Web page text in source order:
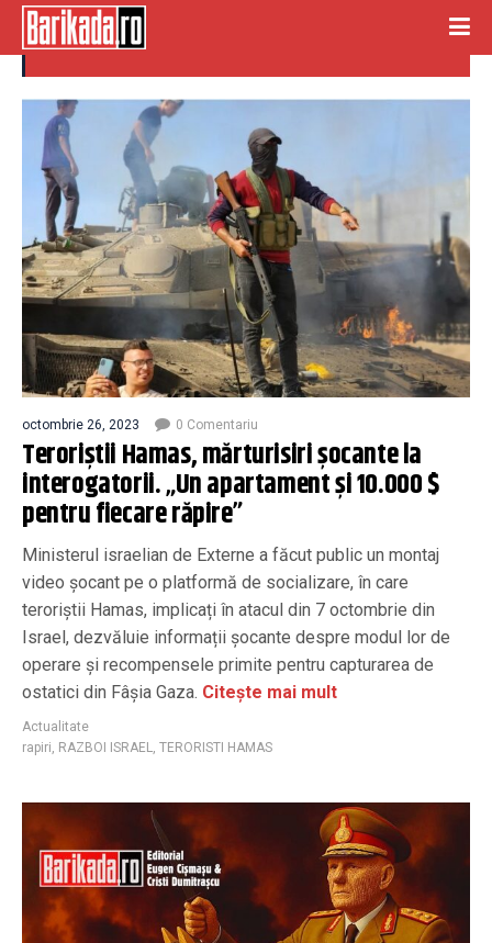
TERORISTI HAMAS
octombrie 26, 2023 0 Comentariu
Teroriștii Hamas, mărturisiri șocante la
interogatorii. „Un apartament și 10.000 $
pentru fiecare răpire”
Ministerul israelian de Externe a făcut public un montaj
video șocant pe o platformă de socializare, în care
teroriștii Hamas, implicați în atacul din 7 octombrie din
Israel, dezvăluie informații șocante despre modul lor de
operare și recompensele primite pentru capturarea de
ostatici din Fâșia Gaza. Citește mai mult
Actualitate
rapiri, RAZBOI ISRAEL, TERORISTI HAMAS